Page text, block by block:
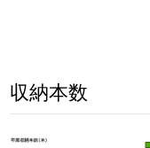
収納本数